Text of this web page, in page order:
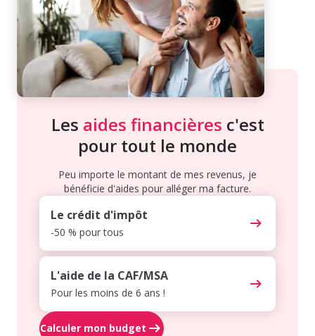
Les aides financières c'est
pour tout le monde
Peu importe le montant de mes revenus, je
bénéficie d'aides pour alléger ma facture.
Le crédit d'impôt
-50 % pour tous
L'aide de la CAF/MSA
Pour les moins de 6 ans !
Calculer mon budget